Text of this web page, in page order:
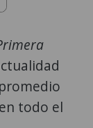
todo el